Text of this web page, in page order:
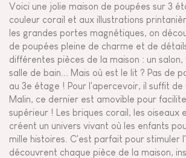
Voici une jolie maison de poupées sur 3
couleur corail et aux illustrations
les grandes portes magnétiques, on
de poupées pleine de charme et de
différentes pièces de la maison : un salon,
salle de bain... Mais où est le lit ? Pas de
au 3e étage ! Pour l'apercevoir, il suffit
Malin, ce dernier est amovible pour
supérieur ! Les briques corail, les oiseaux
créent un univers vivant où les enfants
mille histoires. C'est parfait pour stimuler
découvrent chaque pièce de la maison,